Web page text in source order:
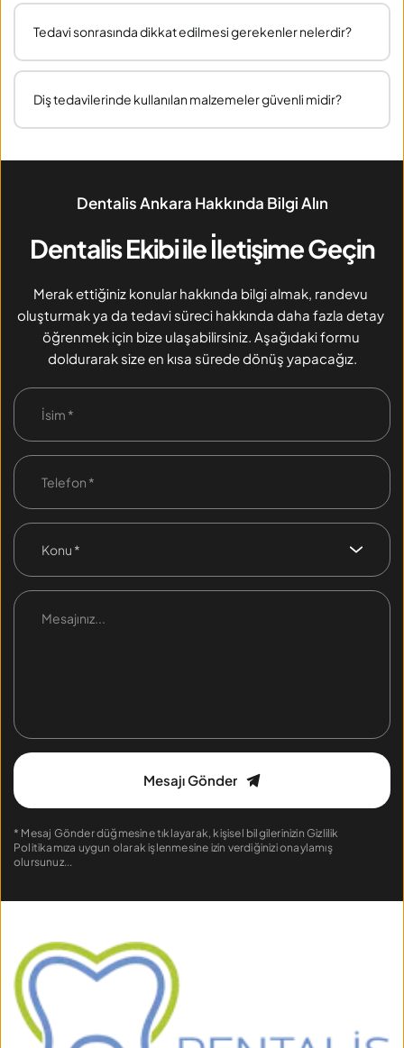
Dentalis Çukurambar Diş Kliniği’nde tüm tedaviler
modern anestezi yöntemleriyle ağrısızve konforlu
Tedavi sonrasında dikkat edilmesi gerekenler nelerdir?
Hekimin önerdiği şekilde ağız bakımı yapılmalı, sert
gıdalardan bir süre kaçınılmalı ve kontrol randevuları
Diş tedavilerinde kullanılan malzemeler güvenli midir?
Dentalis Ankara Hakkında Bilgi Alın
Dentalis Ekibi ile İletişime Geçin
Merak ettiğiniz konular hakkında bilgi almak, randevu
oluşturmak ya da tedavi süreci hakkında daha fazla detay
öğrenmek için bize ulaşabilirsiniz. Aşağıdaki formu
doldurarak size en kısa sürede dönüş yapacağız.
Konu *
Mesajı Gönder
* Mesaj Gönder düğmesine tıklayarak, kişisel bilgilerinizin Gizlilik
Politikamıza uygun olarak işlenmesine izin verdiğinizi onaylamış
olursunuz...